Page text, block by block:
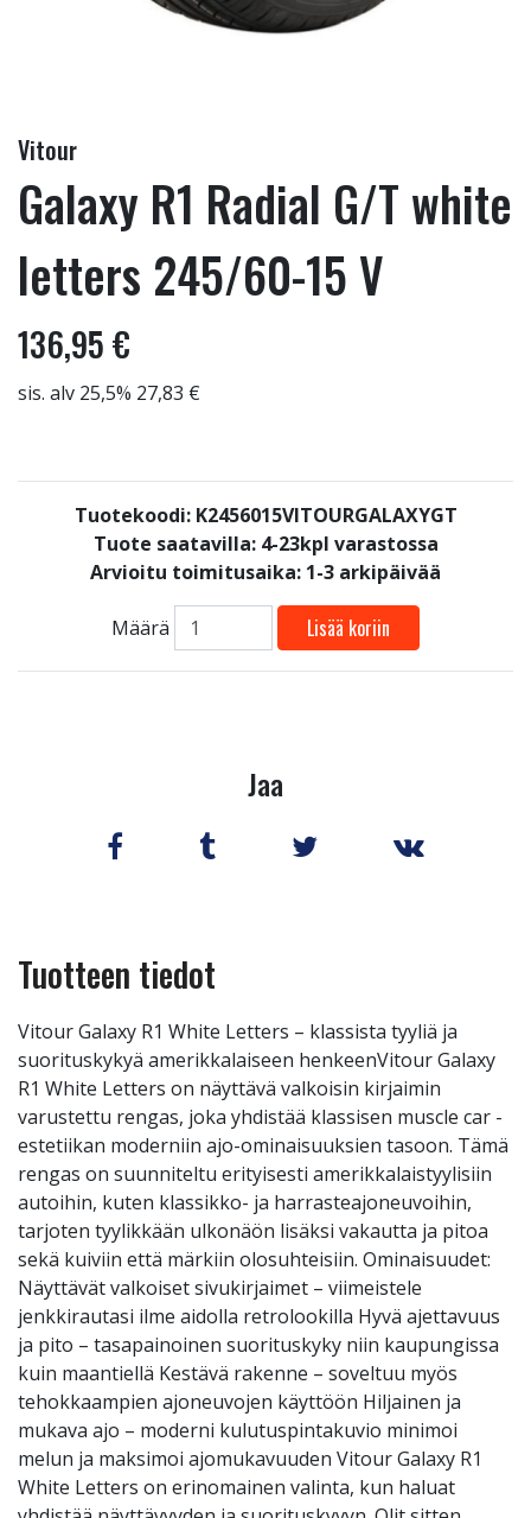
Vitour
Galaxy R1 Radial G/T white
letters 245/60-15 V
136,95 €
sis. alv 25,5% 27,83 €
Tuotekoodi: K2456015VITOURGALAXYGT
Tuote saatavilla: 4-23kpl varastossa
Arvioitu toimitusaika: 1-3 arkipäivää
Määrä Lisää koriin
Jaa
Tuotteen tiedot
Vitour Galaxy R1 White Letters – klassista tyyliä ja
suorituskykyä amerikkalaiseen henkeenVitour Galaxy
R1 White Letters on näyttävä valkoisin kirjaimin
varustettu rengas, joka yhdistää klassisen muscle car -
estetiikan moderniin ajo-ominaisuuksien tasoon. Tämä
rengas on suunniteltu erityisesti amerikkalaistyylisiin
autoihin, kuten klassikko- ja harrasteajoneuvoihin,
tarjoten tyylikkään ulkonäön lisäksi vakautta ja pitoa
sekä kuiviin että märkiin olosuhteisiin. Ominaisuudet:
Näyttävät valkoiset sivukirjaimet – viimeistele
jenkkirautasi ilme aidolla retrolookilla Hyvä ajettavuus
ja pito – tasapainoinen suorituskyky niin kaupungissa
kuin maantiellä Kestävä rakenne – soveltuu myös
tehokkaampien ajoneuvojen käyttöön Hiljainen ja
mukava ajo – moderni kulutuspintakuvio minimoi
melun ja maksimoi ajomukavuuden Vitour Galaxy R1
White Letters on erinomainen valinta, kun haluat